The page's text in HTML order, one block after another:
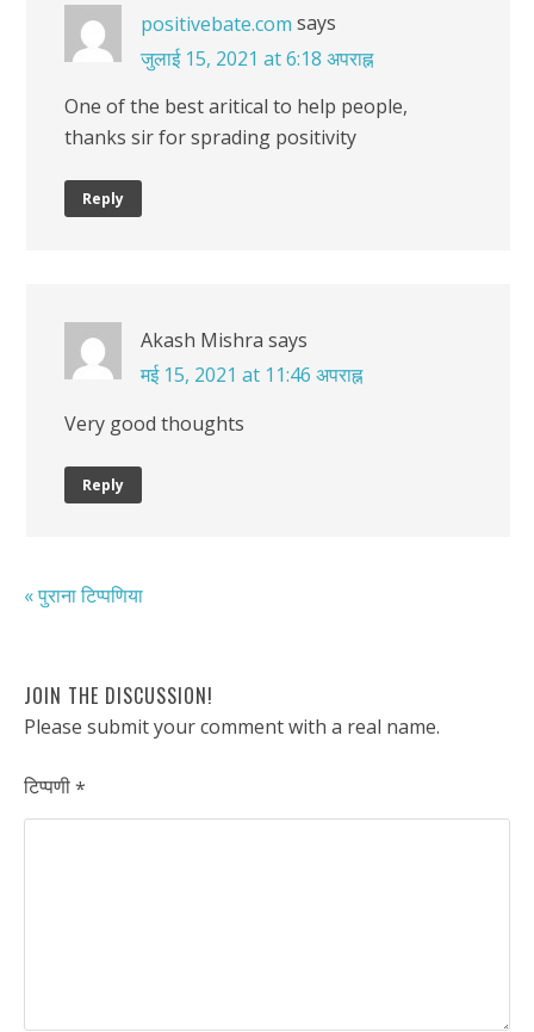
positivebate.com says
जुलाई 15, 2021 at 6:18 अपराह्न
One of the best aritical to help people,
thanks sir for sprading positivity
Reply
Akash Mishra says
मई 15, 2021 at 11:46 अपराह्न
Very good thoughts
Reply
« पुराना टिप्पणिया
JOIN THE DISCUSSION!
Please submit your comment with a real name.
टिप्पणी*